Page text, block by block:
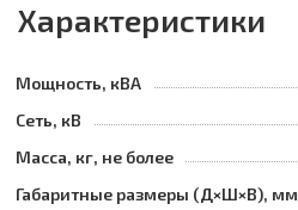
Характеристики
Мощность, кВА
Сеть, кВ
Масса, кг, не более
Габаритные размеры (Д×Ш×В), мм